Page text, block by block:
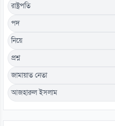
রাষ্ট্রপতি
পদ
নিয়ে
প্রশ্ন
জামায়াত নেতা
আজহারুল ইসলাম